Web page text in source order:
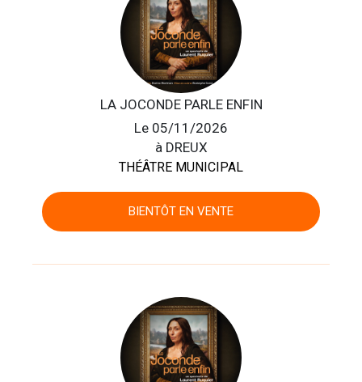
LA JOCONDE PARLE ENFIN
Le 05/11/2026
à DREUX
THÉÂTRE MUNICIPAL
BIENTÔT EN VENTE